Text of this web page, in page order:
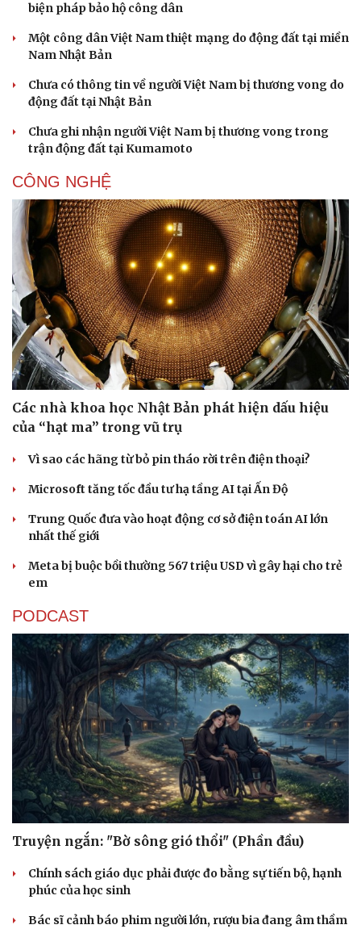
Cải chính
biện pháp bảo hộ công dân
Một công dân Việt Nam thiệt mạng do động đất tại miền
Nam Nhật Bản
Chưa có thông tin về người Việt Nam bị thương vong do
động đất tại Nhật Bản
Chưa ghi nhận người Việt Nam bị thương vong trong
trận động đất tại Kumamoto
CÔNG NGHỆ
Các nhà khoa học Nhật Bản phát hiện dấu hiệu
của “hạt ma” trong vũ trụ
Vì sao các hãng từ bỏ pin tháo rời trên điện thoại?
Microsoft tăng tốc đầu tư hạ tầng AI tại Ấn Độ
Trung Quốc đưa vào hoạt động cơ sở điện toán AI lớn
nhất thế giới
Meta bị buộc bồi thường 567 triệu USD vì gây hại cho trẻ
em
PODCAST
Truyện ngắn: "Bờ sông gió thổi" (Phần đầu)
Chính sách giáo dục phải được đo bằng sự tiến bộ, hạnh
phúc của học sinh
Bác sĩ cảnh báo phim người lớn, rượu bia đang âm thầm